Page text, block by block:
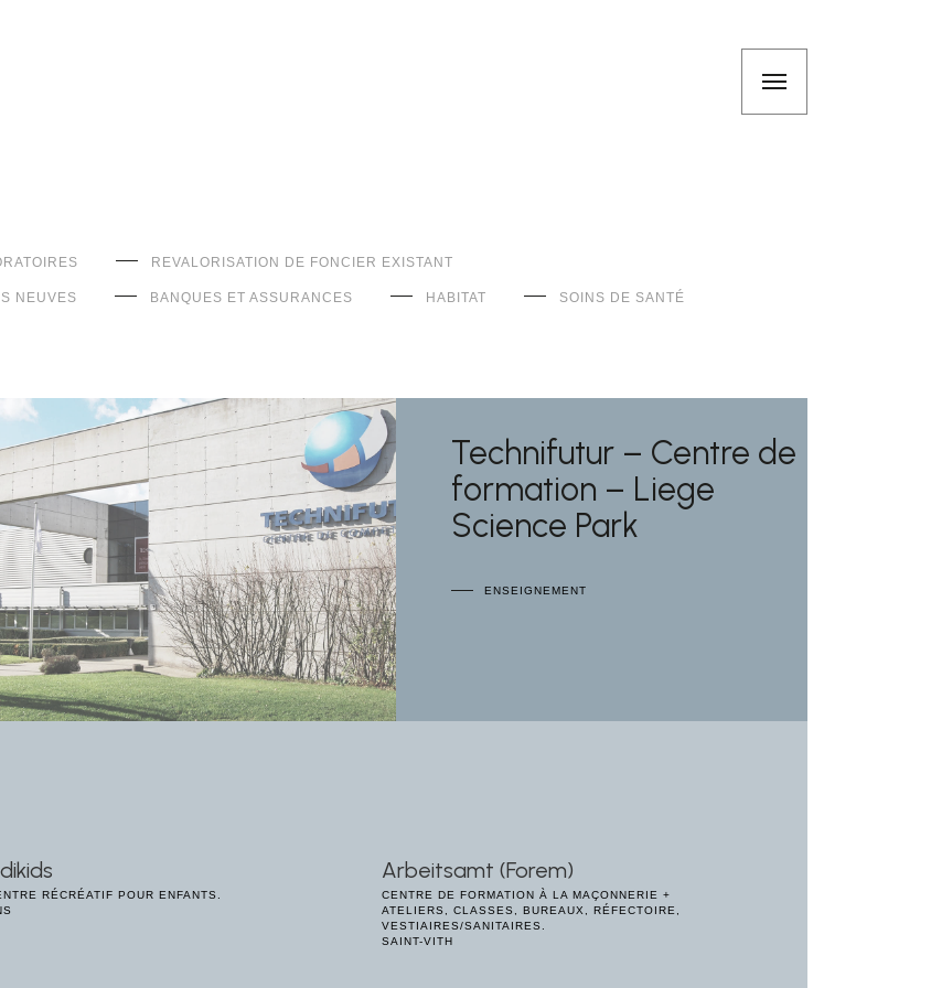
REVALORISATION DE FONCIER EXISTANT
NEUVES BANQUES ET ASSURANCES HABITAT SOINS DE SANTÉ
Technifutur – Centre de
formation – Liege
Science Park
ENSEIGNEMENT
RÉCRÉATIF POUR ENFANTS.
Arbeitsamt (Forem)
CENTRE DE FORMATION À LA MAÇONNERIE +
ATELIERS, CLASSES, BUREAUX, RÉFECTOIRE,
VESTIAIRES/SANITAIRES.
SAINT-VITH